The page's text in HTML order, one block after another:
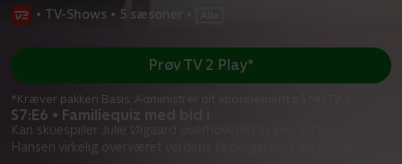
• TV-Shows • 5 sæsoner
S7:E6 • Familiequiz med bid i
Kan skuespiller Julie Ølgaard overhovedet tegne, og har Ditte
Hansen virkelig overværet verdens kedeligste
Prøv TV 2 Play*
*Kræver pakken Basis. Administrer dit abonnement på Mit TV 2.